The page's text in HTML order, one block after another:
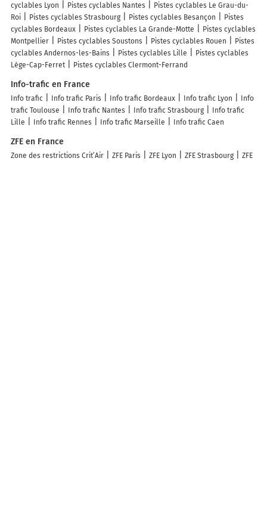
cyclables Lyon
Pistes cyclables Nantes
Pistes cyclables Le Grau-du-
Roi
Pistes cyclables Strasbourg Pistes cyclables Besançon
Pistes
cyclables Bordeaux
Pistes cyclables La Grande-Motte
Pistes cyclables
Montpellier
Pistes cyclables Soustons Pistes cyclables Rouen
Pistes
cyclables Andernos-les-Bains
Pistes cyclables Lille
Pistes cyclables
Lège-Cap-Ferret
Pistes cyclables Clermont-Ferrand
Info-trafic en France
Info trafic Info trafic Paris Info trafic Bordeaux Info trafic Lyon
Info
trafic Toulouse
Info trafic Nantes Info trafic Strasbourg
Info trafic
Lille
Info trafic Rennes Info trafic Marseille Info trafic Caen
ZFE en France
Zone des restrictions Crit’Air ZFE Paris ZFE Lyon ZFE Strasbourg
ZFE